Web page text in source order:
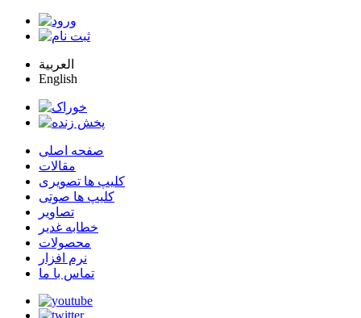
العربية
English
صفحه اصلی
مقالات
کلیپ ها تصویری
کلیپ ها صوتی
تصاویر
خطابه غدیر
محصولات
نرم افزار
تماس با ما